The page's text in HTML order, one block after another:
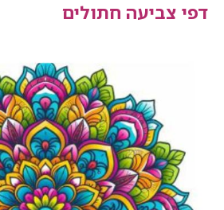
דפי צביעה חתולים